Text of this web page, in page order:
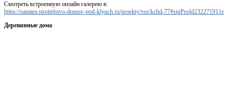
Смотреть встроенную онлайн галерею в:
https://samara.stroitelstvo-domov-pod-klyuch.ru/proekty/vse/kchd-77#sigProId232271911e
Деревянные дома